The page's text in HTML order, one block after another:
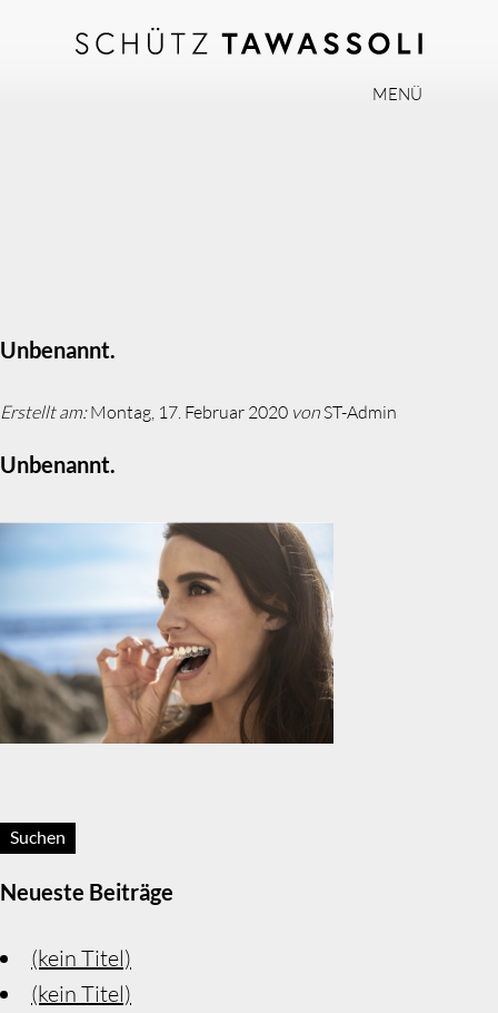
MENÜ
Unbenannt.
Erstellt am:Montag, 17. Februar 2020 vonST-Admin
Unbenannt.
Neueste Beiträge
(kein Titel)
(kein Titel)